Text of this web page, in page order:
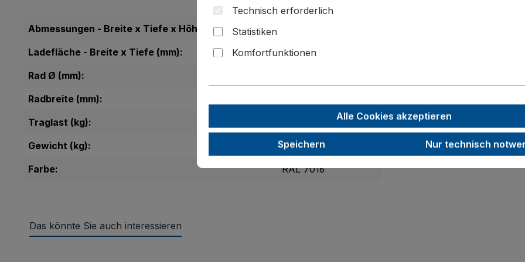
Abmessungen - Breite x Tiefe x Höhe (mm):
Ladefläche - Breite x Tiefe (mm):
1185 x 790
Rad Ø (mm):
Radbreite (mm):
Traglast (kg):
Gewicht (kg):
61,0
Farbe:
RAL 7016
Das könnte Sie auch interessieren
Technisch erforderlich
Statistiken
Komfortfunktionen
Alle Cookies akzeptieren
Speichern Nur technisch